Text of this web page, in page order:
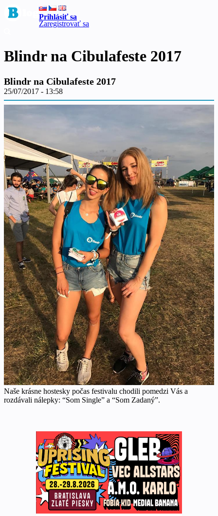
Prihlásiť sa
Zaregistrovať sa
Blindr na Cibulafeste 2017
Blindr na Cibulafeste 2017
25/07/2017 - 13:58
Naše krásne hostesky počas festivalu chodili pomedzi Vás a
rozdávali nálepky: “Som Single” a “Som Zadaný”.